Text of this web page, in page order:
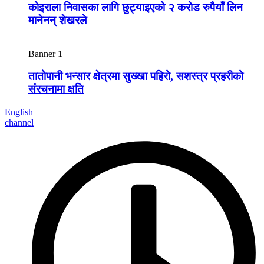
कोइराला निवासका लागि छुट्याइएको २ करोड रुपैयाँ लिन
मानेनन् शेखरले
Banner 1
तातोपानी भन्सार क्षेत्रमा सुख्खा पहिरो, सशस्त्र प्रहरीको
संरचनामा क्षति
English
channel